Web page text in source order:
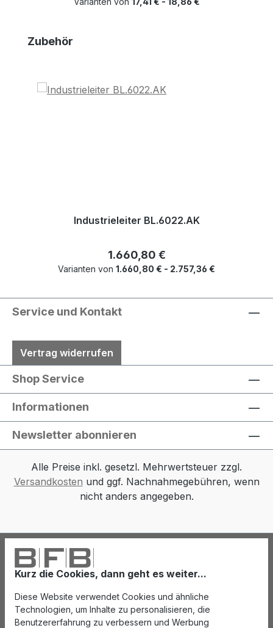
Kurz die Cookies, dann geht es weiter...
Diese Website verwendet Cookies und ähnliche
Technologien, um Inhalte zu personalisieren, die
Benutzererfahrung zu verbessern und Werbung
Produktgalerie überspringen
Zubehör
Industrieleiter BL.6022.AK
Regulärer Preis:
1.660,80 €
Varianten von 1.660,80 € - 2.757,36 €
Service und Kontakt
Vertrag widerrufen
Shop Service
Informationen
Newsletter abonnieren
Alle Preise inkl. gesetzl. Mehrwertsteuer zzgl.
Versandkosten und ggf. Nachnahmegebühren, wenn
nicht anders angegeben.